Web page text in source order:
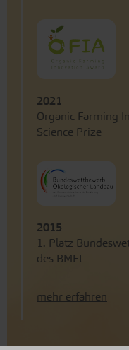
2021
Organic Farming
Science Prize
2015
1. Platz
des BMEL
mehr erfahren